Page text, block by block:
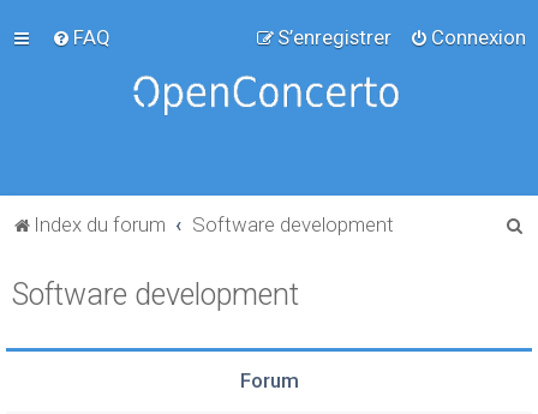
FAQ Connexion
S’enregistrer
Index du forum Software development
e
Software development
Forum